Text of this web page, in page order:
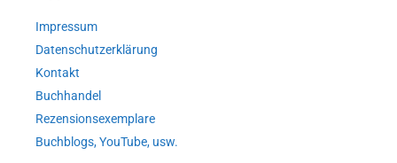
Impressum
Datenschutzerklärung
Kontakt
Buchhandel
Rezensionsexemplare
Buchblogs, YouTube, usw.